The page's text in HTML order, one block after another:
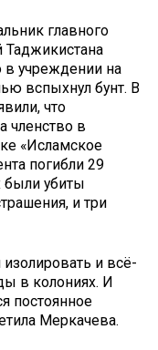
главного
Таджикистана
в учреждении на
вспыхнул бунт. В
что
членство в
«Исламское
погибли 29
были убиты
и три
и всё-
в колониях. И
постоянное
Меркачева.